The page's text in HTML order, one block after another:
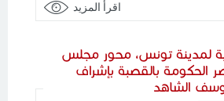
اقرأ المزيد
لمدينة تونس، محور مجلس
الحكومة بالقصبة بإشراف
الشاهد